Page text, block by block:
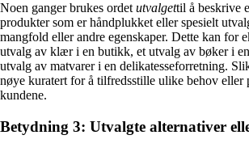
Noen ganger brukes ordet utvalgettil å beskrive
produkter som er håndplukket eller spesielt
mangfold eller andre egenskaper. Dette kan for
utvalg av klær i en butikk, et utvalg av bøker i
utvalg av matvarer i en delikatesseforretning.
nøye kuratert for å tilfredsstille ulike behov eller
kundene.
Betydning 3: Utvalgte alternativer